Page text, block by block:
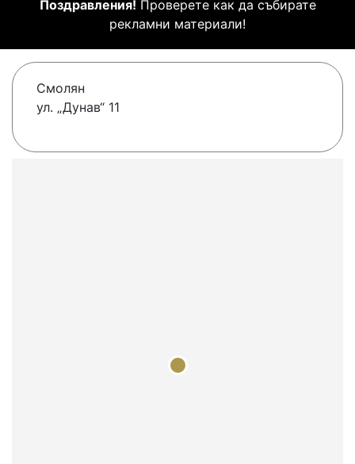
Поздравления! Проверете как да събирате
рекламни материали!
Смолян
ул. „Дунав“ 11